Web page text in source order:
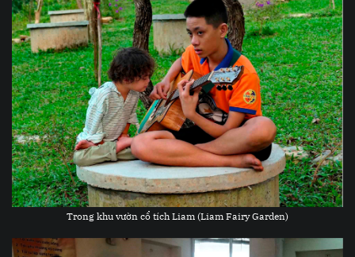
Trong khu vườn cổ tích Liam (Liam Fairy Garden)